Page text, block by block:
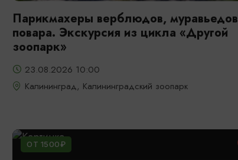
Парикмахеры верблюдов, муравьедов
повара. Экскурсия из цикла «Другой
зоопарк»
23.08.2026 10:00
Калининград, Калининградский зоопарк
ОТ 1500₽